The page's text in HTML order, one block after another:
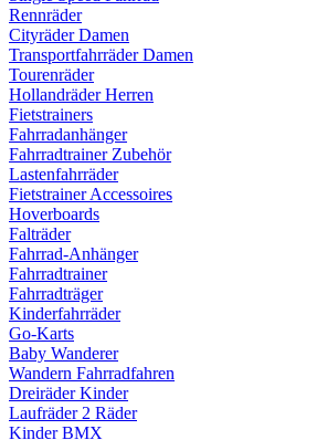
Rennräder
Cityräder Damen
Transportfahrräder Damen
Tourenräder
Hollandräder Herren
Fietstrainers
Fahrradanhänger
Fahrradtrainer Zubehör
Lastenfahrräder
Fietstrainer Accessoires
Hoverboards
Falträder
Fahrrad-Anhänger
Fahrradtrainer
Fahrradträger
Kinderfahrräder
Go-Karts
Baby Wanderer
Wandern Fahrradfahren
Dreiräder Kinder
Laufräder 2 Räder
Kinder BMX